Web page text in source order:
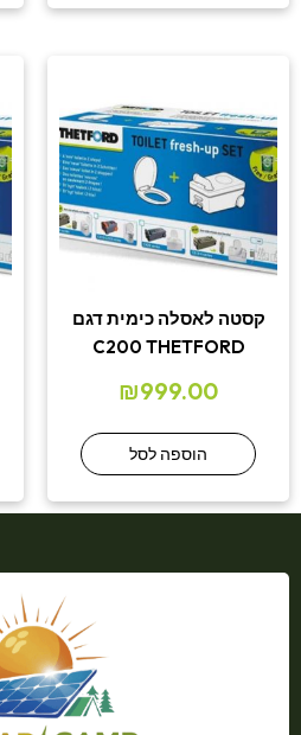
קסטה לאסלה כימית דגם
C200 THETFORD
₪999.00
הוספה לסל